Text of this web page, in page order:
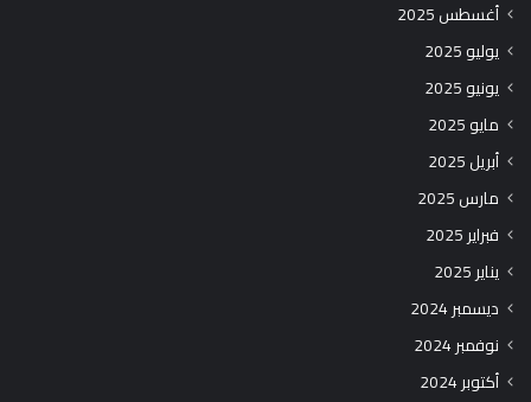
أغسطس 2025
يوليو 2025
يونيو 2025
مايو 2025
أبريل 2025
مارس 2025
فبراير 2025
يناير 2025
ديسمبر 2024
نوفمبر 2024
أكتوبر 2024